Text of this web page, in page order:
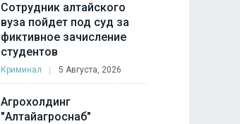
Сотрудник алтайского
вуза пойдет под суд за
фиктивное зачисление
студентов
Криминал 5 Августа, 2026
Агрохолдинг
"Алтайагроснаб"